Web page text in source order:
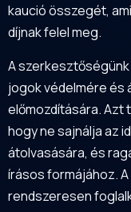
kaució összegét,
díjnak felel meg.
A
jogok védelmére és
előmozdítására. Azt
hogy ne sajnálja az
átolvasására, és
írásos formájához.
rendszeresen